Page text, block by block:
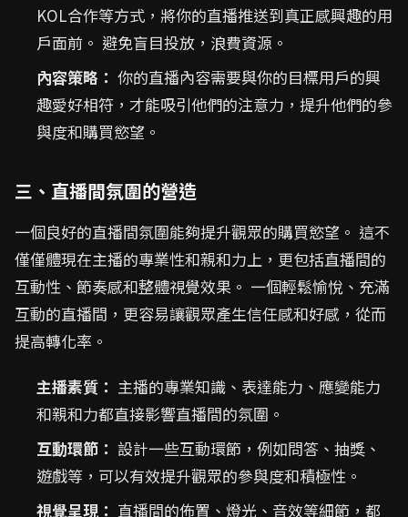
KOL合作等方式，將你的直播推送到真正感興趣的用
戶面前。 避免盲目投放，浪費資源。
內容策略： 你的直播內容需要與你的目標用戶的興
趣愛好相符，才能吸引他們的注意力，提升他們的參
與度和購買慾望。
三、直播間氛圍的營造
一個良好的直播間氛圍能夠提升觀眾的購買慾望。 這不
僅僅體現在主播的專業性和親和力上，更包括直播間的
互動性、節奏感和整體視覺效果。 一個輕鬆愉悅、充滿
互動的直播間，更容易讓觀眾產生信任感和好感，從而
提高轉化率。
主播素質： 主播的專業知識、表達能力、應變能力
和親和力都直接影響直播間的氛圍。
互動環節： 設計一些互動環節，例如問答、抽獎、
遊戲等，可以有效提升觀眾的參與度和積極性。
視覺呈現： 直播間的佈置、燈光、音效等細節，都